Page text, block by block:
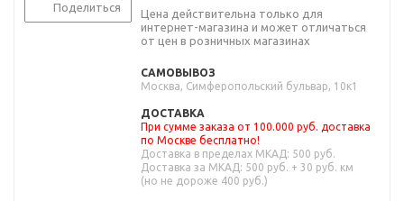
Поделиться
Цена действительна только для
интернет-магазина и может отличаться
от цен в розничных магазинах
САМОВЫВОЗ
Москва, Симферопольский бульвар, 10к1
ДОСТАВКА
При сумме заказа от 100.000 руб. доставка
по Москве бесплатно!
Доставка в пределах МКАД: 500 руб.
Доставка за МКАД: 500 руб. + 30 руб. км
(но не дороже 400 руб.)